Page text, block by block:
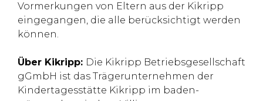
Vormerkungen von Eltern aus der Kikripp
eingegangen, die alle berücksichtigt werden
können.
Über Kikripp: Die Kikripp Betriebsgesellschaft
gGmbH ist das Trägerunternehmen der
Kindertagesstätte Kikripp im baden-